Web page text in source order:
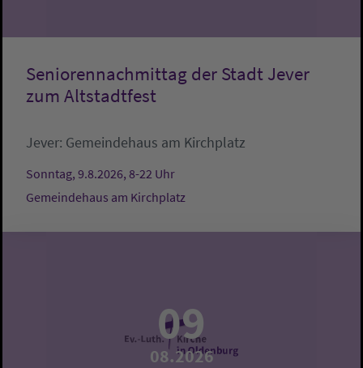
Seniorennachmittag der Stadt Jever
zum Altstadtfest
Jever: Gemeindehaus am Kirchplatz
Sonntag, 9.8.2026, 8-22 Uhr
Gemeindehaus am Kirchplatz
09
08.2026